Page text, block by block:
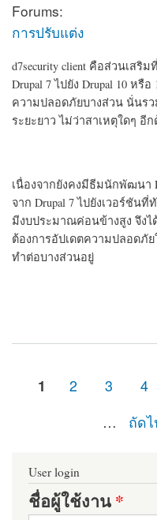
Forums:
การปรับแต่ง
d7security client คือส่วนเสริ
Drupal 7 ไปยัง Drupal 10 หรื
ความปลอดภัยบางส่วน นั่นรว
ระยะยาว ไม่ว่าสาเหตุใดๆ อีก
เนื่องจากยังคงมีธีมนักพัฒนา
จาก Drupal 7 ไปยังเวอร์ชัน
มีงบประมาณค่อนข้างสูง จึง
ต้องการอัปเดตความปลอดภั
ทำต่อบางส่วนอยู่
about d7security
ของคุณยังคงเป็น
1 2 3 4
…
ถัดไ
User login
ชื่อผู้ใช้งาน*